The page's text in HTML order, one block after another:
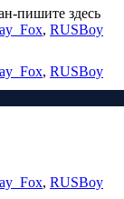
пишите здесь
, RUSBoy
, RUSBoy
, RUSBoy